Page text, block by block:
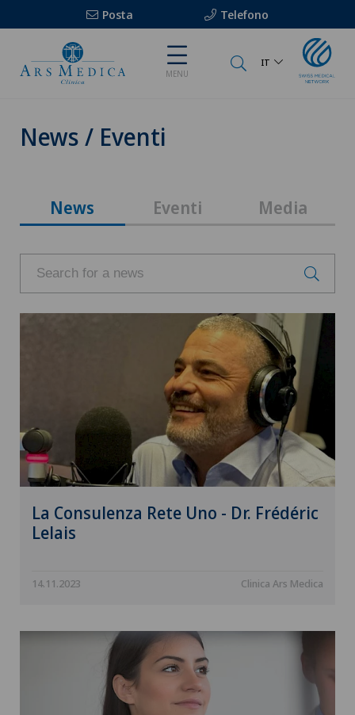
Posta Telefono
MENU
IT
News / Eventi
News Eventi Media
La Consulenza Rete Uno - Dr. Frédéric
Lelais
14.11.2023 Clinica Ars Medica